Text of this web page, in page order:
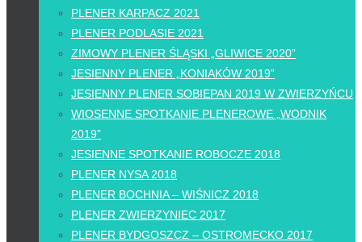
PLENER KARPACZ 2021
PLENER PODLASIE 2021
ZIMOWY PLENER ŚLĄSKI „GLIWICE 2020”
JESIENNY PLENER „KONIAKÓW 2019”
JESIENNY PLENER SOBIEPAN 2019 W ZWIERZYŃCU
WIOSENNE SPOTKANIE PLENEROWE „WODNIK
2019”
JESIENNE SPOTKANIE ROBOCZE 2018
PLENER NYSA 2018
PLENER BOCHNIA – WIŚNICZ 2018
PLENER ZWIERZYNIEC 2017
PLENER BYDGOSZCZ – OSTROMECKO 2017